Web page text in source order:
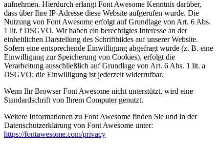
aufnehmen. Hierdurch erlangt Font Awesome Kenntnis darüber,
dass über Ihre IP-Adresse diese Website aufgerufen wurde. Die
Nutzung von Font Awesome erfolgt auf Grundlage von Art. 6 Abs.
1 lit. f DSGVO. Wir haben ein berechtigtes Interesse an der
einheitlichen Darstellung des Schriftbildes auf unserer Website.
Sofern eine entsprechende Einwilligung abgefragt wurde (z. B. eine
Einwilligung zur Speicherung von Cookies), erfolgt die
Verarbeitung ausschließlich auf Grundlage von Art. 6 Abs. 1 lit. a
DSGVO; die Einwilligung ist jederzeit widerrufbar.
Wenn Ihr Browser Font Awesome nicht unterstützt, wird eine
Standardschrift von Ihrem Computer genutzt.
Weitere Informationen zu Font Awesome finden Sie und in der
Datenschutzerklärung von Font Awesome unter:
https://fontawesome.com/privacy